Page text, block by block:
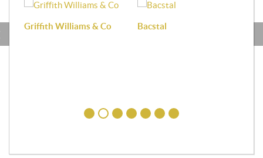
Griffith Williams & Co Bacstal